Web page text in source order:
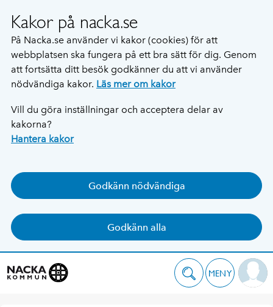
Kakor på nacka.se
På Nacka.se använder vi kakor (cookies) för att
webbplatsen ska fungera på ett bra sätt för dig. Genom
att fortsätta ditt besök godkänner du att vi använder
nödvändiga kakor. Läs mer om kakor
Vill du göra inställningar och acceptera delar av
kakorna?
Hantera kakor
Godkänn nödvändiga
Godkänn alla
MENY